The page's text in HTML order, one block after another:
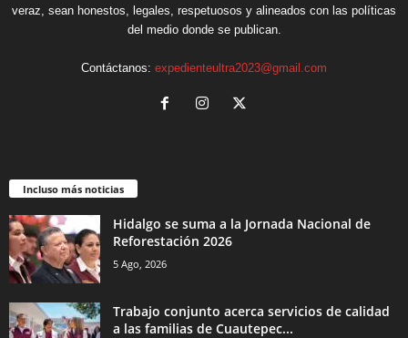
veraz, sean honestos, legales, respetuosos y alineados con las políticas
del medio donde se publican.
Contáctanos: expedienteultra2023@gmail.com
Incluso más noticias
Hidalgo se suma a la Jornada Nacional de
Reforestación 2026
5 Ago, 2026
Trabajo conjunto acerca servicios de calidad
a las familias de Cuautepec...